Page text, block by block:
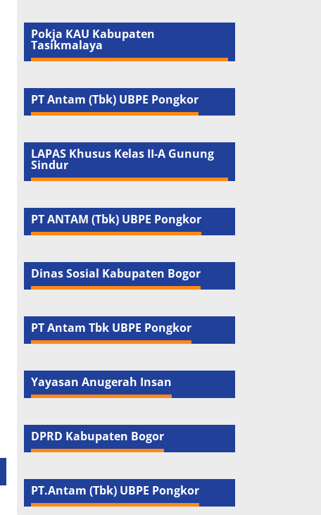
Pokja KAU Kabupaten
Tasikmalaya
PT Antam (Tbk) UBPE Pongkor
LAPAS Khusus Kelas II-A Gunung
Sindur
PT ANTAM (Tbk) UBPE Pongkor
Dinas Sosial Kabupaten Bogor
PT Antam Tbk UBPE Pongkor
Yayasan Anugerah Insan
DPRD Kabupaten Bogor
PT.Antam (Tbk) UBPE Pongkor